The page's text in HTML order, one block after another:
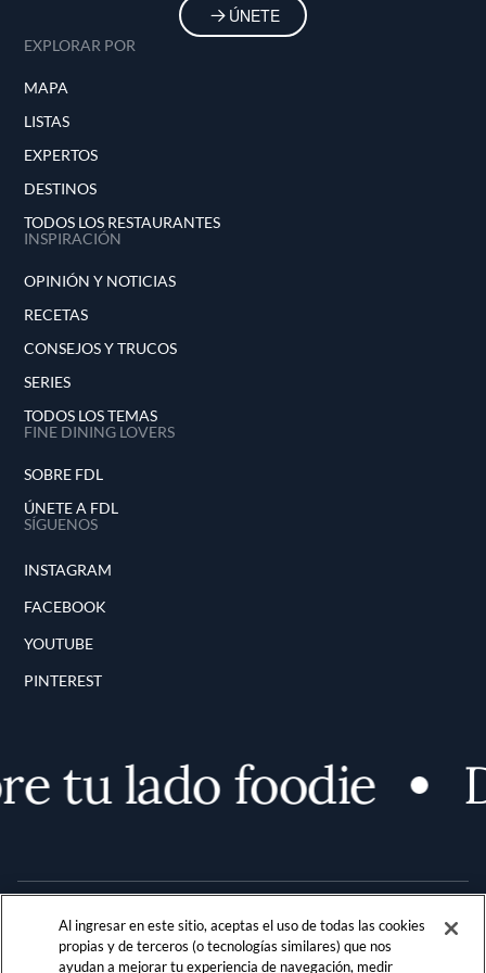
ÚNETE
EXPLORAR POR
MAPA
LISTAS
EXPERTOS
DESTINOS
TODOS LOS RESTAURANTES
INSPIRACIÓN
OPINIÓN Y NOTICIAS
RECETAS
CONSEJOS Y TRUCOS
SERIES
TODOS LOS TEMAS
FINE DINING LOVERS
SOBRE FDL
ÚNETE A FDL
SÍGUENOS
INSTAGRAM
FACEBOOK
YOUTUBE
PINTEREST
tu lado foodie
Al ingresar en este sitio, aceptas el uso de todas las cookies
propias y de terceros (o tecnologías similares) que nos
ayudan a mejorar tu experiencia de navegación, medir